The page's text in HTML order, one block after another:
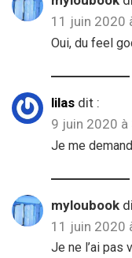
11 juin 2020
Oui, du feel
lilas dit :
9 juin 2020 à
Je me
myloubook
11 juin 2020
Je ne l’ai pas